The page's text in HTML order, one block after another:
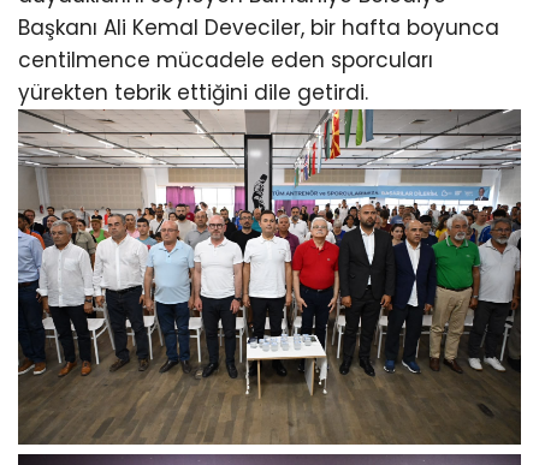
Başkanı Ali Kemal Deveciler, bir hafta boyunca
centilmence mücadele eden sporcuları
yürekten tebrik ettiğini dile getirdi.